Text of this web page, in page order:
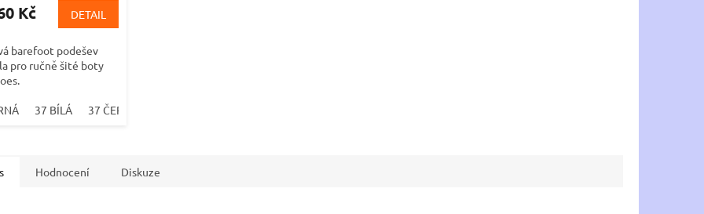
Kč DETAIL
barefoot podešev
pro ručně šité boty
37 BÍLÁ 37 ČERNÁ
Hodnocení Diskuze